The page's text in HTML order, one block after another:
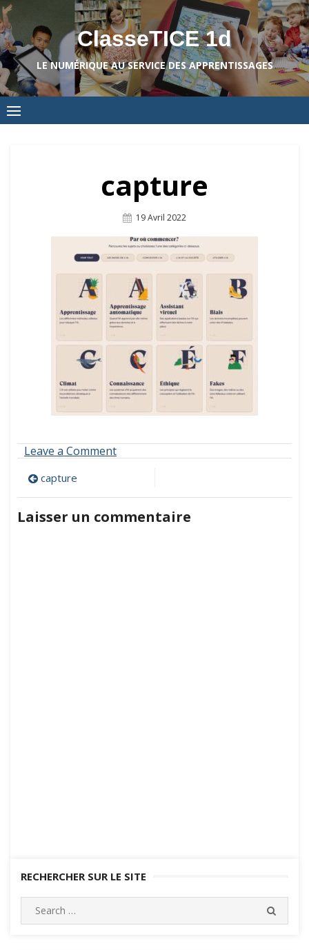
Skip
to
content
ClasseTICE 1d
LE NUMÉRIQUE AU SERVICE DES APPRENTISSAGES
capture
Posted
19 Avril 2022
Leave a Commenton
Navigation
de
l’article
capture
Laisser un commentaire
RECHERCHER SUR LE SITE
Search
for: